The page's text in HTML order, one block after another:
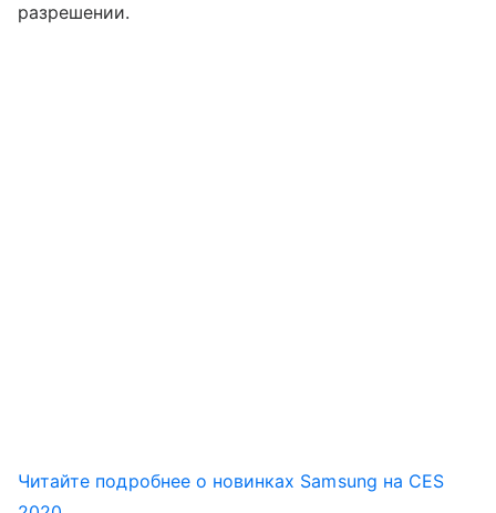
разрешении.
Читайте подробнее о новинках Samsung на CES